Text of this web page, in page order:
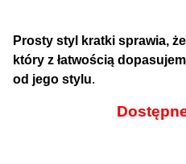
Prosty styl kratki sprawia,
który z łatwością
od jego stylu.